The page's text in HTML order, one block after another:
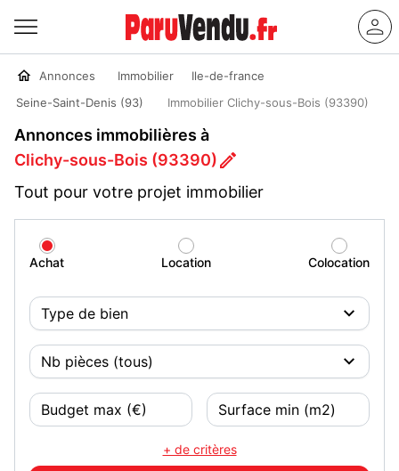
Annonces Immobilier
Ile-de-france
Seine-Saint-Denis (93)
Immobilier Clichy-sous-Bois (93390)
Annonces immobilières à
Clichy-sous-Bois (93390)
Tout pour votre projet immobilier
Achat Location Colocation
+ de critères